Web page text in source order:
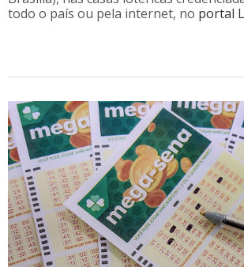
todo o país ou pela internet, no portal